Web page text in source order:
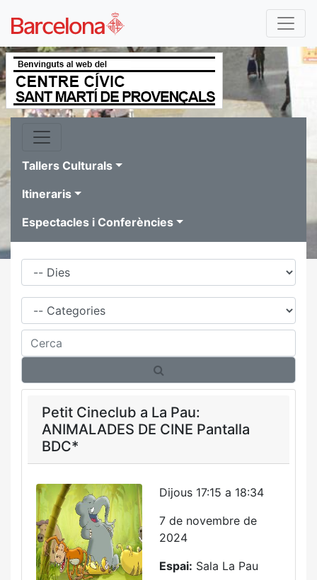
Tallers Culturals
Itineraris
Espectacles i Conferències
Dies
Família
Cerca
Petit Cineclub a La Pau:
ANIMALADES DE CINE Pantalla
BDC*
Dijous 17:15 a 18:34
7 de novembre de
2024
Espai: Sala La Pau